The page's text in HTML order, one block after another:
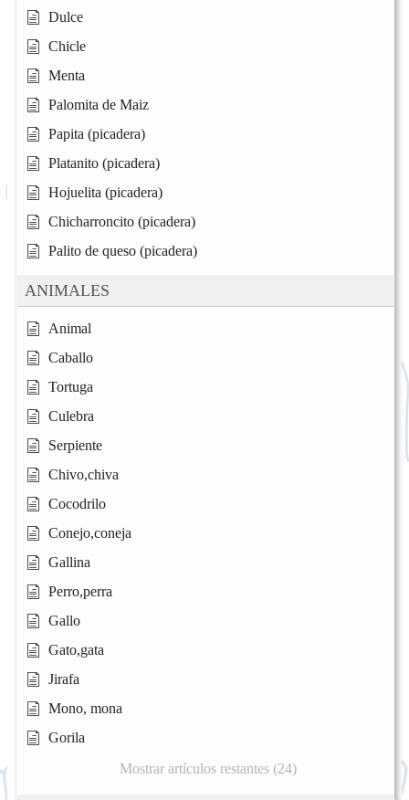
Dulce
Chicle
Menta
Palomita de Maiz
Papita (picadera)
Platanito (picadera)
Hojuelita (picadera)
Chicharroncito (picadera)
Palito de queso (picadera)
ANIMALES
Animal
Caballo
Tortuga
Culebra
Serpiente
Chivo,chiva
Cocodrilo
Conejo,coneja
Gallina
Perro,perra
Gallo
Gato,gata
Jirafa
Mono, mona
Gorila
Mostrar artículos restantes (24)